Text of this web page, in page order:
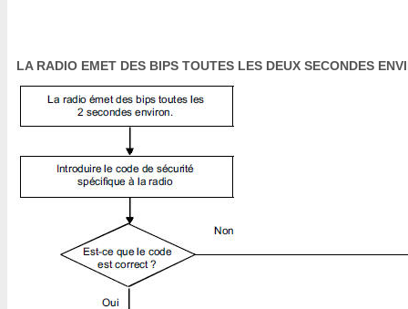
LA RADIO EMET DES BIPS TOUTES LES DEUX SECONDES